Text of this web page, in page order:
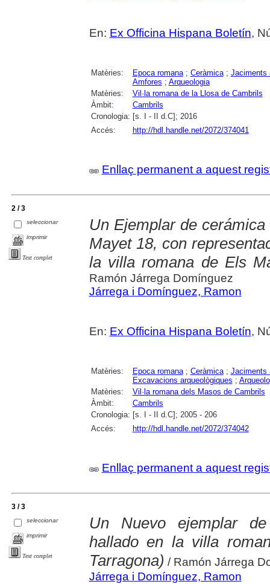
En: Ex Officina Hispana Boletín,
Matèries: Epoca romana; Ceràmica; Jaciments
Amfores ; Arqueologia
Matèries:
Vil·la romana de la Llosa de Cambrils
Àmbit:
Cambrils
Cronologia: [s. I - II d.C]; 2016
Accés:
http://hdl.handle.net/2072/374041
Enllaç permanent a aquest
2 / 3
seleccionar
imprimir
Text complet
Un Ejemplar de
Mayet 18, con
la villa romana de Els
Ramón Járrega Domínguez
Járrega i Domínguez, Ramon
En: Ex Officina Hispana Boletín,
Matèries: Epoca romana; Ceràmica; Jaciments
Excavacions arqueològiques ;
Matèries:
Vil·la romana dels Masos de Cambrils
Àmbit:
Cambrils
Cronologia: [s. I - II d.C]; 2005 - 206
Accés:
http://hdl.handle.net/2072/374042
Enllaç permanent a aquest
3 / 3
seleccionar
imprimir
Text complet
Un Nuevo ejemplar
hallado en la villa
Tarragona) / Ramón Járrega
Járrega i Domínguez, Ramon